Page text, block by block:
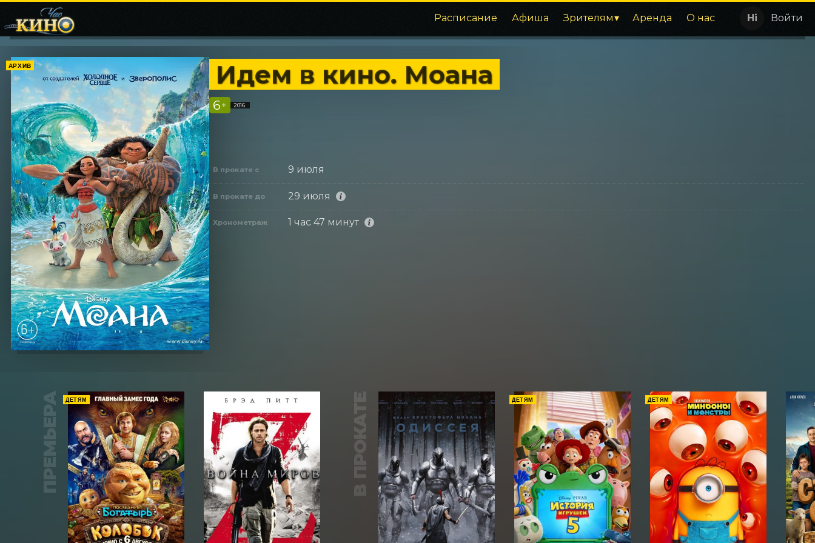
Расписание Афиша Зрителям Аренда О нас Войти
АРХИВ Идем в кино. Моана
6 + 2016
В прокате с 9 июля
В прокате до 29 июля
Хронометраж 1 час 47 минут
ПРЕМЬЕРА ДЕТЯМ В ПРОКАТЕ ДЕТЯМ ДЕТЯМ